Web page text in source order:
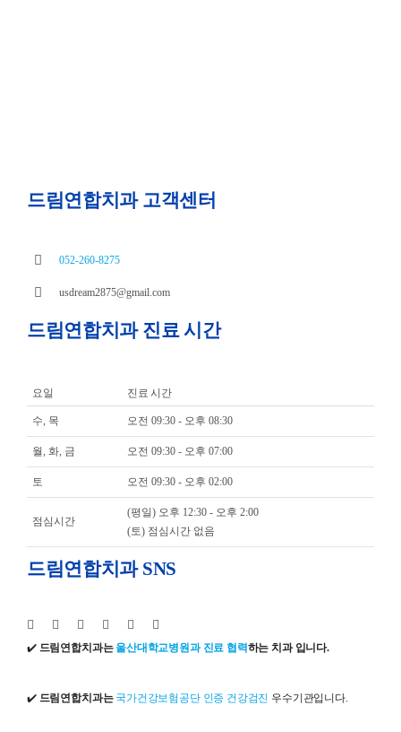
드림연합치과 고객센터
052-260-8275
usdream2875@gmail.com
드림연합치과 진료 시간
요일 진료 시간
수, 목 오전 09:30 - 오후 08:30
월, 화, 금 오전 09:30 - 오후 07:00
토 오전 09:30 - 오후 02:00
점심시간
(평일) 오후 12:30 - 오후 2:00
(토) 점심시간 없음
드림연합치과 SNS
✔️ 드림연합치과는 울산대학교병원과 진료 협력하는 치과 입니다.
✔️ 드림연합치과는 국가건강보험공단 인증 건강검진 우수기관입니다.